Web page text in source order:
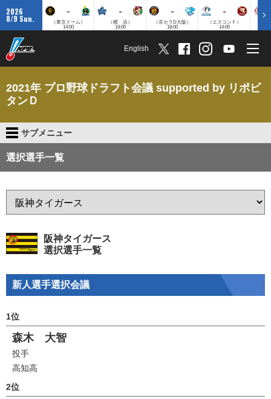
2026
8/9 Sun.
-
（東京ドーム）
14:00
-
（横 浜）
18:00
-
（京セラD大阪）
18:00
-
（エスコンＦ）
14:00
English
2021年 プロ野球ドラフト会議 supported by リポビ
タンＤ
サブメニュー
選択選手一覧
阪神タイガース
選択選手一覧
新人選手選択会議
1位
森木 大智
投手
高知高
2位